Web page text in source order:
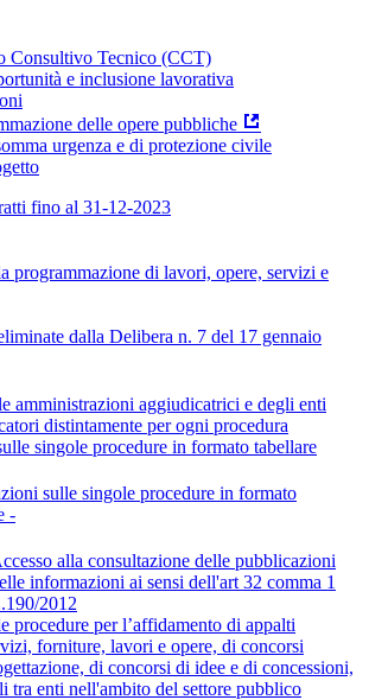
Consultivo Tecnico (CCT)
e inclusione lavorativa
delle opere pubbliche
urgenza e di protezione civile
fino al 31-12-2023
programmazione di lavori, opere, servizi e
dalla Delibera n. 7 del 17 gennaio
amministrazioni aggiudicatrici e degli enti
distintamente per ogni procedura
singole procedure in formato tabellare
sulle singole procedure in formato
-
alla consultazione delle pubblicazioni
informazioni ai sensi dell'art 32 comma 1
2012
procedure per l’affidamento di appalti
forniture, lavori e opere, di concorsi
di concorsi di idee e di concessioni,
tra enti nell'ambito del settore pubblico